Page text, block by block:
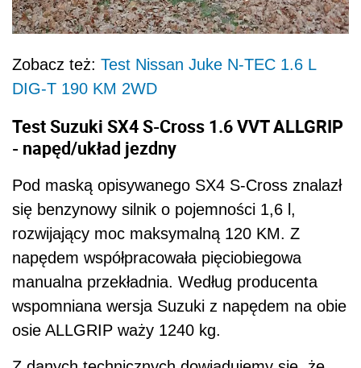
Zobacz też: Test Nissan Juke N-TEC 1.6 L
DIG-T 190 KM 2WD
Test Suzuki SX4 S-Cross 1.6 VVT ALLGRIP
- napęd/układ jezdny
Pod maską opisywanego SX4 S-Cross znalazł
się benzynowy silnik o pojemności 1,6 l,
rozwijający moc maksymalną 120 KM. Z
napędem współpracowała pięciobiegowa
manualna przekładnia. Według producenta
wspomniana wersja Suzuki z napędem na obie
osie ALLGRIP waży 1240 kg.